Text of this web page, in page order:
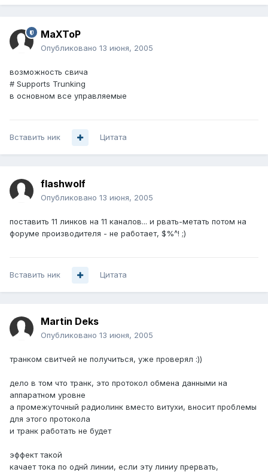
MaXToP
Опубликовано 13 июня, 2005
возможность свича
# Supports Trunking
в основном все управляемые
Вставить ник Цитата
flashwolf
Опубликовано 13 июня, 2005
поставить 11 линков на 11 каналов... и рвать-метать потом на
форуме производителя - не работает, $%^! ;)
Вставить ник Цитата
Martin Deks
Опубликовано 13 июня, 2005
транком свитчей не получиться, уже проверял :))
дело в том что транк, это протокол обмена данными на
аппаратном уровне
а промежуточный радиолинк вместо витухи, вносит проблемы
для этого протокола
и транк работать не будет
эффект такой
качает тока по однй линии, если эту линиу прервать,